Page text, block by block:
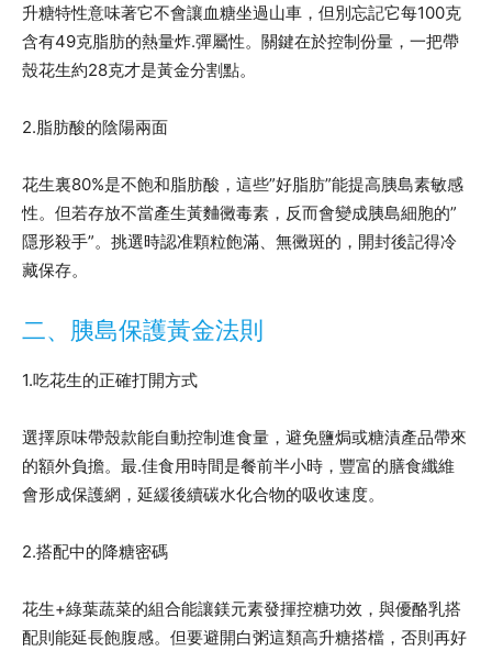
升糖特性意味著它不會讓血糖坐過山車，但別忘記它每100克
含有49克脂肪的熱量炸.彈屬性。關鍵在於控制份量，一把帶
殼花生約28克才是黃金分割點。
2.脂肪酸的陰陽兩面
花生裏80%是不飽和脂肪酸，這些”好脂肪”能提高胰島素敏感
性。但若存放不當產生黃麯黴毒素，反而會變成胰島細胞的”
隱形殺手”。挑選時認准顆粒飽滿、無黴斑的，開封後記得冷
藏保存。
二、胰島保護黃金法則
1.吃花生的正確打開方式
選擇原味帶殼款能自動控制進食量，避免鹽焗或糖漬產品帶來
的額外負擔。最.佳食用時間是餐前半小時，豐富的膳食纖維
會形成保護網，延緩後續碳水化合物的吸收速度。
2.搭配中的降糖密碼
花生+綠葉蔬菜的組合能讓鎂元素發揮控糖功效，與優酪乳搭
配則能延長飽腹感。但要避開白粥這類高升糖搭檔，否則再好